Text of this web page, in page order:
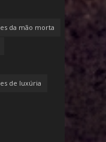
da mão morta
de luxúria